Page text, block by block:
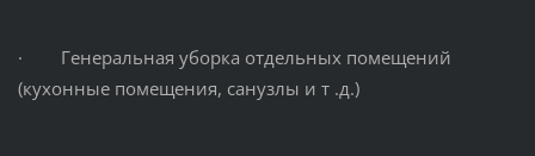
· Генеральная уборка отдельных помещений
(кухонные помещения, санузлы и т .д.)